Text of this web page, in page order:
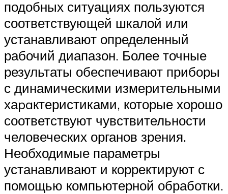
подобных ситуациях пользуются
соответствующей шкалой или
устанавливают определенный
рабочий диапазон. Более точные
результаты обеспечивают приборы
с динамическими измерительными
хаpaктеристиками, которые хорошо
соответствуют чувствительности
человеческих органов зрения.
Необходимые параметры
устанавливают и корректируют с
помощью компьютерной обработки.